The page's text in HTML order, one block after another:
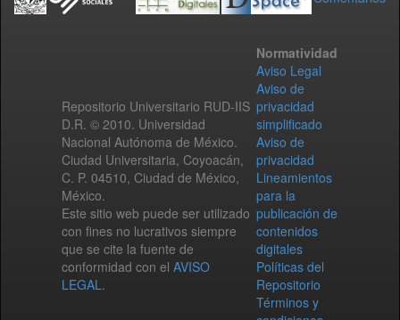
Repositorio Universitario RUD-IIS
D.R. © 2010. Universidad
Nacional Autónoma de México.
Ciudad Universitaria, Coyoacán,
C. P. 04510, Ciudad de México,
México.
Este sitio web puede ser utilizado
con fines no lucrativos siempre
que se cite la fuente de
conformidad con el AVISO
LEGAL.
Normatividad
Aviso Legal
Aviso de
privacidad
simplificado
Aviso de
privacidad
Lineamientos
para la
publicación de
contenidos
digitales
Políticas del
Repositorio
Términos y